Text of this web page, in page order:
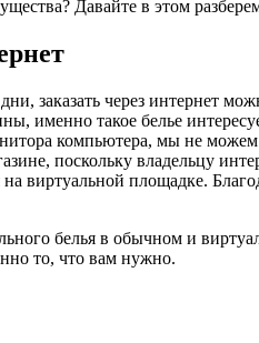
Давайте в этом
заказать через интернет
именно такое белье
компьютера, мы не
поскольку владельцу
виртуальной площадке.
белья в обычном и
то, что вам нужно.